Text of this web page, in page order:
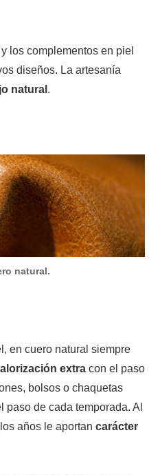
los complementos en piel
diseños. La artesanía
natural .
natural.
en cuero natural siempre
extracon el paso
bolsos o chaquetas
paso de cada temporada. Al
años le aportan carácter